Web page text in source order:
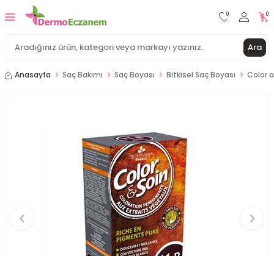
Ara
0 0
Anasayfa Saç Bakımı Saç Boyası Bitkisel Saç Boyası Color